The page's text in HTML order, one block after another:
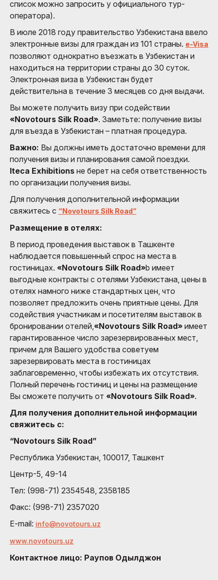
список можно запросить у официального тур-
оператора).
В июле 2018 году правительство Узбекистана ввело
электронные визы для граждан из 101 страны. e-Visa
позволяют однократно въезжать в Узбекистан и
находиться на территории страны до 30 суток.
Электронная виза в Узбекистан будет
действительна в течение 3 месяцев со дня выдачи.
Вы можете получить визу при содействии
«Novotours Silk Road». Заметьте: получение визы
для въезда в Узбекистан – платная процедура.
Важно: Вы должны иметь достаточно времени для
получения визы и планирования самой поездки.
Iteca Exhibitions не берет на себя ответственность
по организации получения визы.
Для получения дополнительной информации
свяжитесь с “Novotours Silk Road”
Размещение в отелях:
В период проведения выставок в Ташкенте
наблюдается повышенный спрос на места в
гостиницах. «Novotours Silk Road»b имеет
выгодные контракты с отелями Узбекистана, цены в
отелях намного ниже стандартных цен, что
позволяет предложить очень приятные цены. Для
содействия участникам и посетителям выставок в
бронировании отелей, «Novotours Silk Road» имеет
гарантированное число зарезервированных мест,
причем для Вашего удобства советуем
зарезервировать места в гостиницах
заблаговременно, чтобы избежать их отсутствия.
Полный перечень гостиниц и цены на размещение
Вы сможете получить от «Novotours Silk Road».
Для получения дополнительной информации
свяжитесь с:
“Novotours Silk Road”
Республика Узбекистан, 100017, Ташкент
Центр-5, 49-14
Тел: (998-71) 2354548, 2358185
Факс: (998-71) 2357020
E-mail: info@novotours.uz
www.novotours.uz
Контактное лицо: Раупов Одылджон